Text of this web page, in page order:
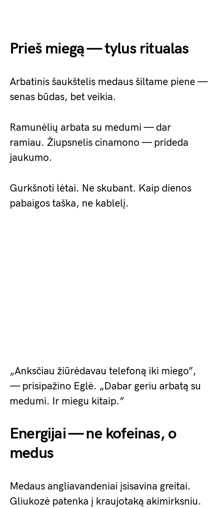
Prieš miegą — tylus ritualas
Arbatinis šaukštelis medaus šiltame piene —
senas būdas, bet veikia.
Ramunėlių arbata su medumi — dar
ramiau. Žiupsnelis cinamono — prideda
jaukumo.
Gurkšnoti lėtai. Ne skubant. Kaip dienos
pabaigos taška, ne kablelį.
„Anksčiau žiūrėdavau telefoną iki miego”,
— prisipažino Eglė. „Dabar geriu arbatą su
medumi. Ir miegu kitaip.”
Energijai — ne kofeinas, o
medus
Medaus angliavandeniai įsisavina greitai.
Gliukozė patenka į kraujotaką akimirksniu.